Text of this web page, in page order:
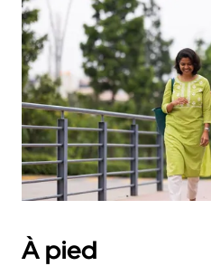
et
sélectionner
une
date.
Appuyez
sur
la
touche
d'échappement
pour
fermer
le
calendrier.
À pied